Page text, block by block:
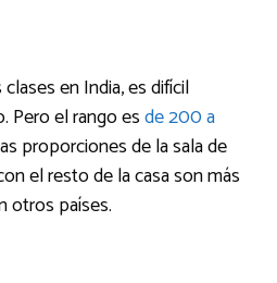
en India, es difícil
Pero el rango esde 200 a
proporciones de la sala de
el resto de la casa son más
otros países.